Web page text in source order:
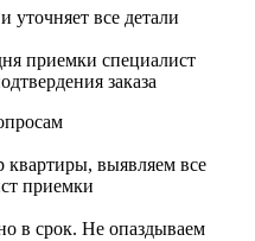
уточняет все детали
приемки специалист
заказа
выявляем все
приемки
в срок. Не опаздываем